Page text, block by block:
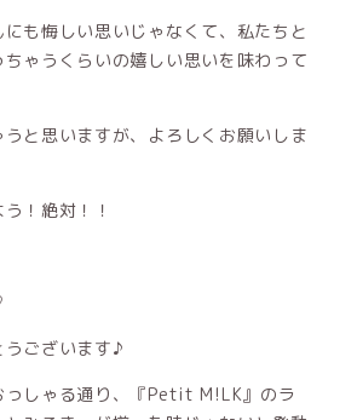
にも悔しい思いじゃなくて、私たちと
ゃうくらいの嬉しい思いを味わって
と思いますが、よろしくお願いしま
！絶対！！
うございます♪
っしゃる通り、『Petit M!LK』のラ